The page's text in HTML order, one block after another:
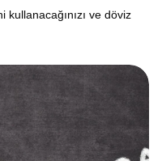
ve döviz